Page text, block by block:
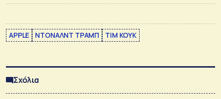
APPLE ΝΤΟΝΑΛΝΤ ΤΡΑΜΠ ΤΙΜ ΚΟΥΚ
Σχόλια